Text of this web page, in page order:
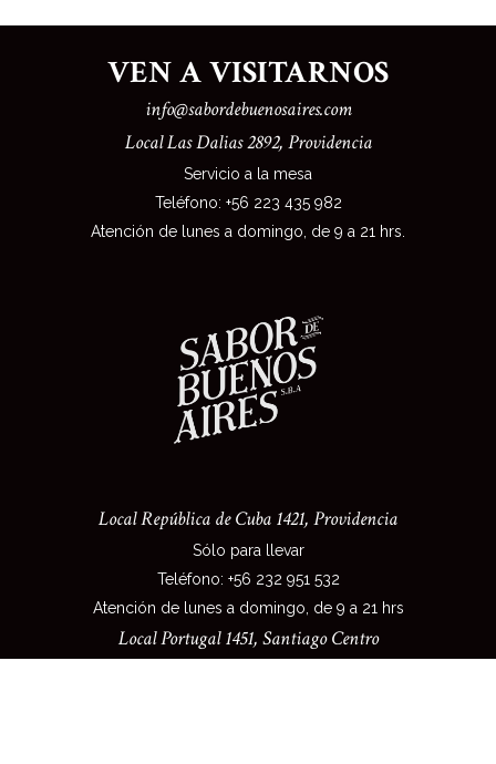
VEN A VISITARNOS
info@sabordebuenosaires.com
Local Las Dalias 2892, Providencia
Servicio a la mesa
Teléfono: +56 223 435 982
Atención de lunes a domingo, de 9 a 21 hrs
Local República de Cuba 1421, Providencia
Sólo para llevar
Teléfono: +56 232 951 532
Atención de lunes a domingo, de 9 a 21 hrs
Local Portugal 1451, Santiago Centro